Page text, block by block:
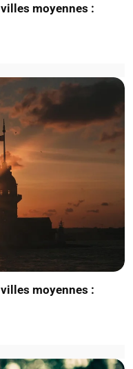
moyennes :
moyennes :